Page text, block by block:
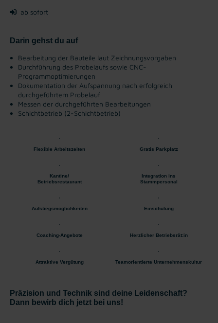
ab sofort
Darin gehst du auf
Bearbeitung der Bauteile laut Zeichnungsvorgaben
Durchführung des Probelaufs sowie CNC-
Programmoptimierungen
Dokumentation der Aufspannung nach erfolgreich
durchgeführtem Probelauf
Messen der durchgeführten Bearbeitungen
Schichtbetrieb (2-Schichtbetrieb)
Flexible Arbeitszeiten Gratis Parkplatz
Kantine/
Betriebsrestaurant
Integration ins
Stammpersonal
Aufstiegsmöglichkeiten Einschulung
Coaching-Angebote Herzlicher Betriebsrät:in
Attraktive Vergütung Teamorientierte Unternehmenskultur
Präzision und Technik sind deine Leidenschaft?
Dann bewirb dich jetzt bei uns!